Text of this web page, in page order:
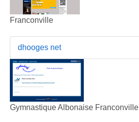
Franconville
dhooges net
Gymnastique Albonaise Franconville